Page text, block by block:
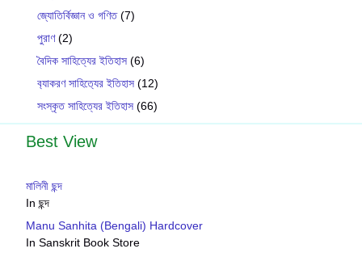
জ্যোতির্বিজ্ঞান ও গণিত(7)
পুরাণ(2)
বৈদিক সাহিত্যের ইতিহাস (6)
ব‍্যাকরণ সাহিত‍্যের ইতিহাস (12)
সংস্কৃত সাহিত্যের ইতিহাস (66)
Best View
মালিনী ছন্দ
In ছন্দ
Manu Sanhita (Bengali) Hardcover
In Sanskrit Book Store